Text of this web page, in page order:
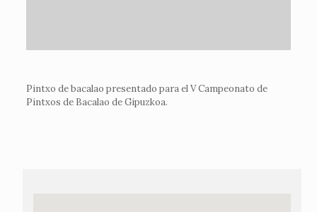
Pintxo de bacalao presentado para el V Campeonato de
Pintxos de Bacalao de Gipuzkoa.